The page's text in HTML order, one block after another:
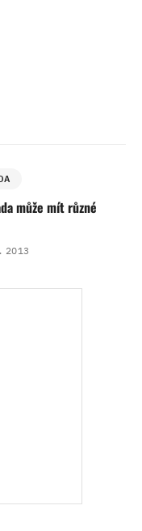
může mít různé
2013